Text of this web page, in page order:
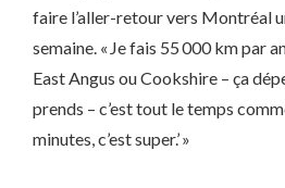
faire l’aller-retour vers Montréal
semaine. « Je fais 55 000 km par
East Angus ou Cookshire – ça
prends – c’est tout le temps
minutes, c’est super.’ »